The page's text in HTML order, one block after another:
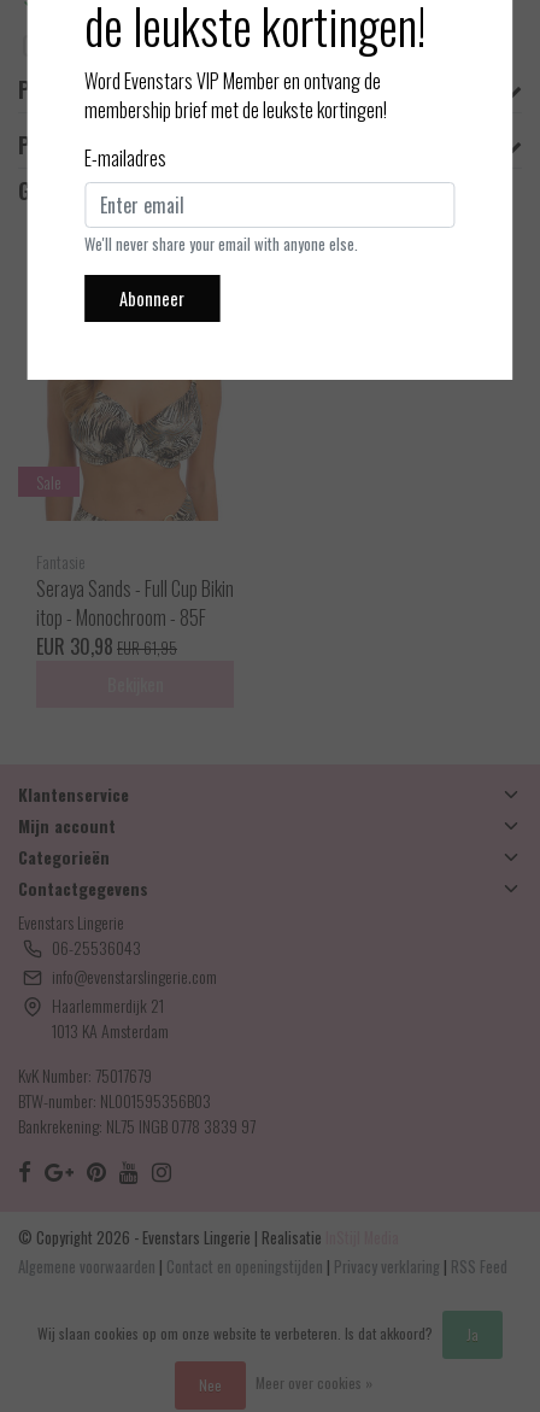
Toevoegen aan vergelijking
Productomschrijving
Product informatie
Gerelateerde producten
Sale
Fantasie
Seraya Sands - Full Cup Bikin
itop - Monochroom - 85F
EUR 30,98 EUR 61,95
Klantenservice
Mijn account
Categorieën
Contactgegevens
Evenstars Lingerie
06-25536043
info@evenstarslingerie.com
Haarlemmerdijk 21
1013 KA Amsterdam
KvK Number: 75017679
BTW-number: NL001595356B03
Bankrekening: NL75 INGB 0778 3839 97
© Copyright 2026 - Evenstars Lingerie | Realisatie
Algemene voorwaarden | Contact en openingstijden | Privacy verklaring | RSS Feed
de leukste kortingen!
Word Evenstars VIP Member en ontvang de
membership brief met de leukste kortingen!
E-mailadres
We'll never share your email with anyone else.
Abonneer
Wij slaan cookies op om onze website te verbeteren. Is dat akkoord? Ja
Nee Meer over cookies »